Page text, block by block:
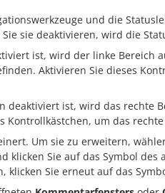
und die
sie deaktivieren, wird die
ist, wird der linke Bereich
Aktivieren Sie dieses
deaktiviert ist, wird das rechte
Kontrollkästchen, um das
Um sie zu erweitern,
klicken Sie auf das Symbol
klicken Sie erneut auf das